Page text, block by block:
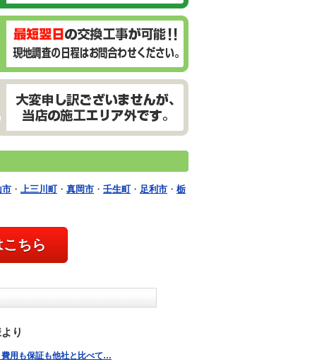
市 ・ 上三川町・ 真岡市 ・ 壬生町・ 足利市 ・ 栃
ちら
り
用も保証も他社と比べて…